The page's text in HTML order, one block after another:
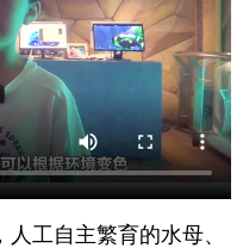
工自主繁育的水母、